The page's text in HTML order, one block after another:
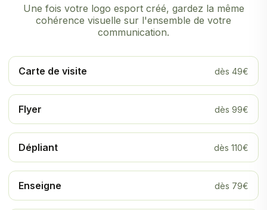
Une fois votre logo esport créé, gardez la même
cohérence visuelle sur l'ensemble de votre
communication.
Carte de visite dès 49€
Flyer dès 99€
Dépliant dès 110€
Enseigne dès 79€